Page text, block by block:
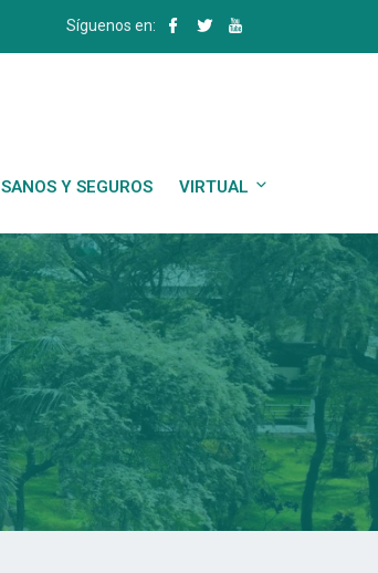
Síguenos en:
SANOS Y SEGUROS VIRTUAL